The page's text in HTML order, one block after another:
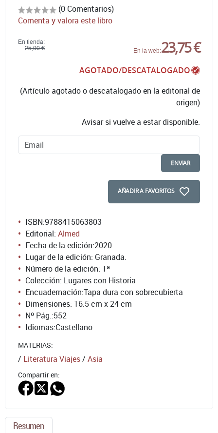
(0 Comentarios)
Comenta y valora este libro
En tienda:
25,00 €
En la web:23,75 €
AGOTADO/DESCATALOGADO
(Artículo agotado o descatalogado en la editorial de
origen)
Avisar si vuelve a estar disponible.
ENVIAR
AÑADIR A FAVORITOS
ISBN:9788415063803
Editorial: Almed
Fecha de la edición:2020
Lugar de la edición: Granada.
Número de la edición: 1ª
Colección: Lugares con Historia
Encuadernación:Tapa dura con sobrecubierta
Dimensiones: 16.5 cm x 24 cm
Nº Pág.:552
Idiomas:Castellano
MATERIAS:
/ Literatura Viajes/ Asia
Compartir en:
Resumen